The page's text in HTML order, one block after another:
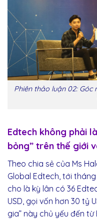
Phiên thảo luận 02:
Edtech không phải
bỏng” trên thế giới
Theo chia sẻ của Ms
Global Edtech, tới
cho là kỳ lân có 36
USD, gọi vốn hơn 30 tỷ
gia” này chủ yếu đến